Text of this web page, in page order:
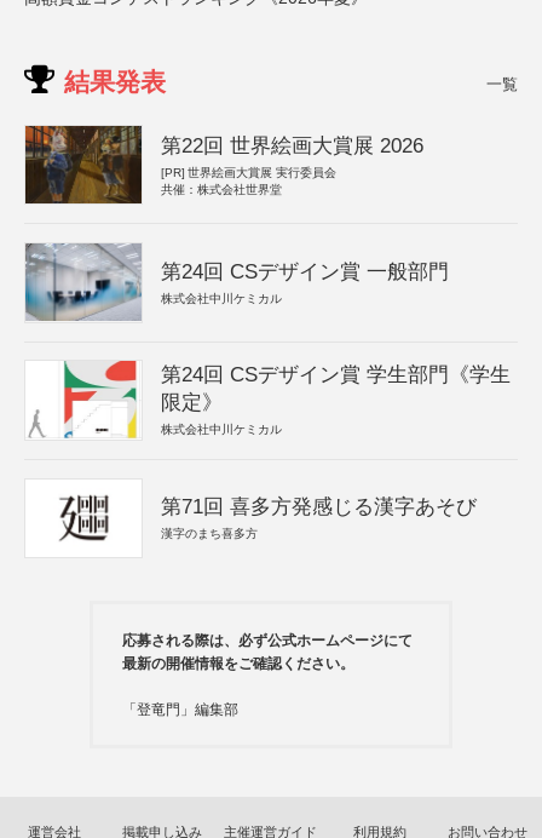
結果発表 一覧
第22回 世界絵画大賞展 2026
[PR] 世界絵画大賞展 実行委員会
共催：株式会社世界堂
第24回 CSデザイン賞 一般部門
株式会社中川ケミカル
第24回 CSデザイン賞 学生部門《学生
限定》
株式会社中川ケミカル
第71回 喜多方発感じる漢字あそび
漢字のまち喜多方
応募される際は、必ず公式ホームページにて
最新の開催情報をご確認ください。
「登竜門」編集部
運営会社 掲載申し込み 主催運営ガイド 利用規約 お問い合わせ